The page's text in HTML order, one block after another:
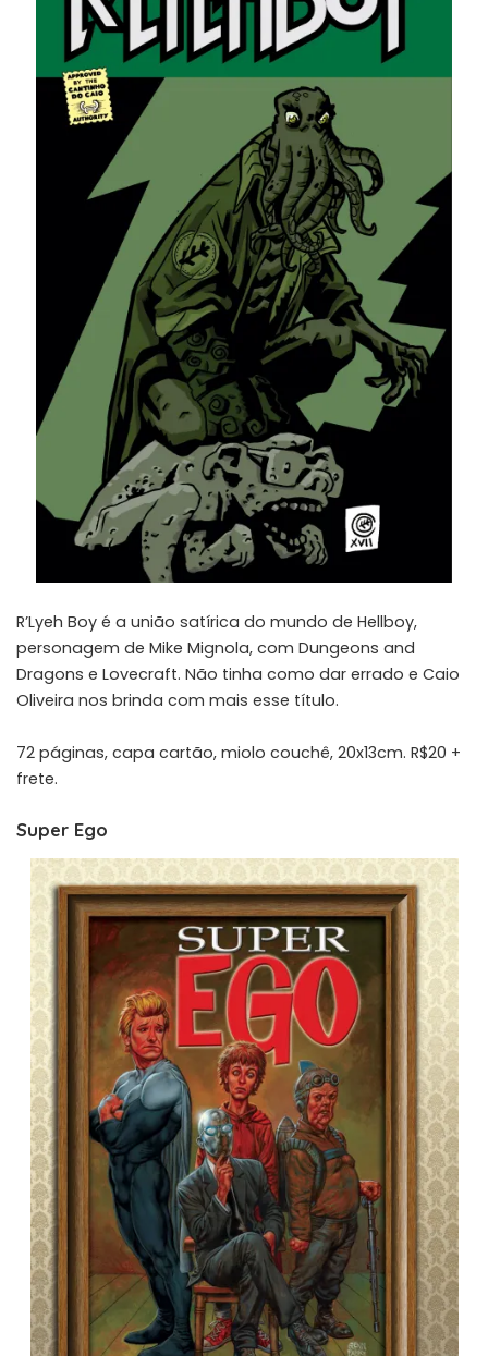
R’Lyeh Boy é a união satírica do mundo de Hellboy,
personagem de Mike Mignola, com Dungeons and
Dragons e Lovecraft. Não tinha como dar errado e Caio
Oliveira nos brinda com mais esse título.
72 páginas, capa cartão, miolo couchê, 20x13cm. R$20 +
frete.
Super Ego